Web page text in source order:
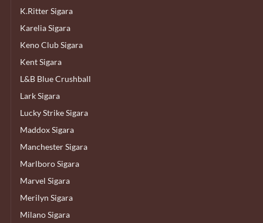
K.Ritter Sigara
Karelia Sigara
Keno Club Sigara
Kent Sigara
L&B Blue Crushball
Lark Sigara
Lucky Strike Sigara
Maddox Sigara
Manchester Sigara
Marlboro Sigara
Marvel Sigara
Merilyn Sigara
Milano Sigara